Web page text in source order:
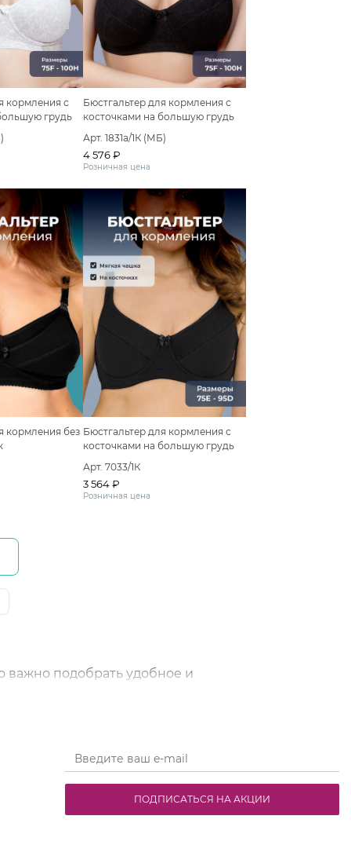
кормления с
грудь
Бюстгальтер для кормления с
косточками на большую грудь
Арт. 1831а/1К (МБ)
4 576 ₽
Розничная цена
кормления без Бюстгальтер для кормления с
косточками на большую грудь
Арт. 7033/1К
3 564 ₽
Розничная цена
важно подобрать удобное и
помогают снизить нагрузку на
для будущих и кормящих мам.
ткани и обеспечивают комфорт на
ПОДПИСАТЬСЯ НА АКЦИИ